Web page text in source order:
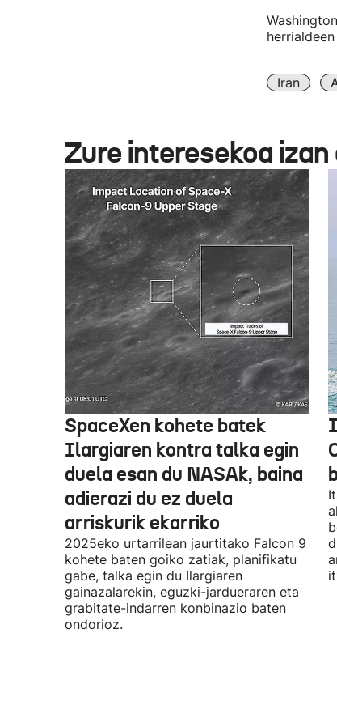
Iran
Zure interesekoa
SpaceXen kohete batek
Ilargiaren kontra talka egin
duela esan du NASAk, baina
adierazi du ez duela
arriskurik ekarriko
2025eko urtarrilean jaurtitako Falcon 9
kohete baten goiko zatiak, planifikatu
gabe, talka egin du Ilargiaren
gainazalarekin, eguzki-jardueraren eta
grabitate-indarren konbinazio baten
ondorioz.